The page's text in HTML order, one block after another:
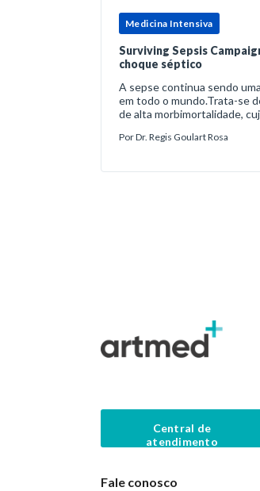
Medicina Intensiva
Surviving Sepsis
choque séptico
A sepse continua sendo
em todo o mundo.Trata-se
de alta morbimortalidade,
PorDr. Regis Goulart Rosa
Central de
atendimento
Fale conosco